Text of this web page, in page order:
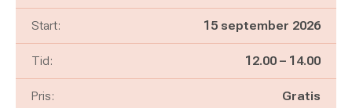
Start: 15 september 2026
Tid: Pågår mellan
12.00 – och
14.00
Pris: Gratis